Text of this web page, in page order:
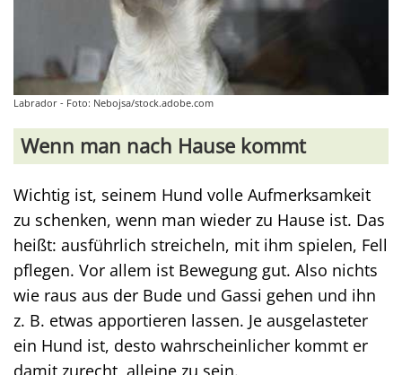
Labrador - Foto: Nebojsa/stock.adobe.com
Wenn man nach Hause kommt
Wichtig ist, seinem Hund volle Aufmerksamkeit
zu schenken, wenn man wieder zu Hause ist. Das
heißt: ausführlich streicheln, mit ihm spielen, Fell
pflegen. Vor allem ist Bewegung gut. Also nichts
wie raus aus der Bude und Gassi gehen und ihn
z. B. etwas apportieren lassen. Je ausgelasteter
ein Hund ist, desto wahrscheinlicher kommt er
damit zurecht, alleine zu sein.